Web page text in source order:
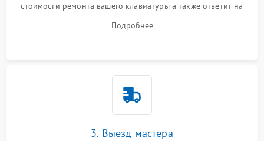
стоимости ремонта вашего клавиатуры а также ответит на
Подробнее
3. Выезд мастера